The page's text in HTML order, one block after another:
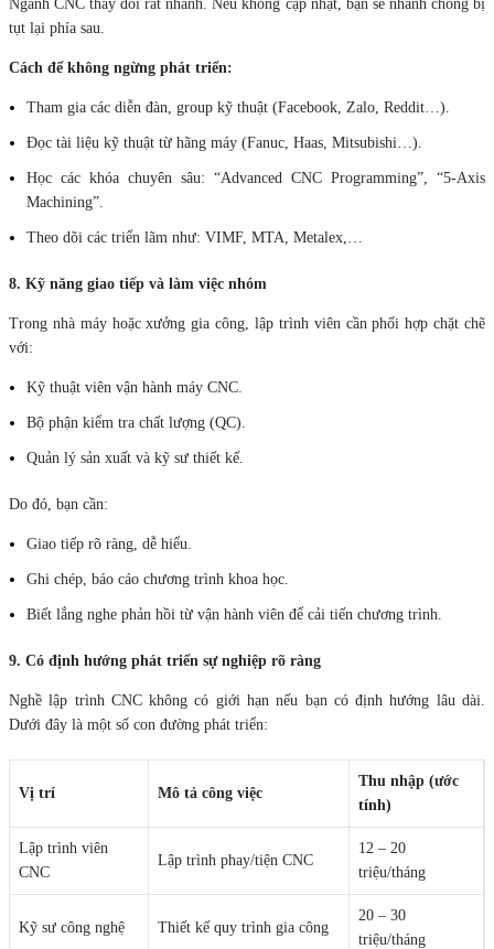
Ngành CNC thay đổi rất nhanh. Nếu không cập nhật, bạn sẽ nhanh chóng bị
tụt lại phía sau.
Cách để không ngừng phát triển:
Tham gia các diễn đàn, group kỹ thuật (Facebook, Zalo, Reddit…).
Đọc tài liệu kỹ thuật từ hãng máy (Fanuc, Haas, Mitsubishi…).
Học các khóa chuyên sâu: “Advanced CNC Programming”, “5-Axis
Machining”.
Theo dõi các triển lãm như: VIMF, MTA, Metalex,…
8. Kỹ năng giao tiếp và làm việc nhóm
Trong nhà máy hoặc xưởng gia công, lập trình viên cần phối hợp chặt chẽ
với:
Kỹ thuật viên vận hành máy CNC.
Bộ phận kiểm tra chất lượng (QC).
Quản lý sản xuất và kỹ sư thiết kế.
Do đó, bạn cần:
Giao tiếp rõ ràng, dễ hiểu.
Ghi chép, báo cáo chương trình khoa học.
Biết lắng nghe phản hồi từ vận hành viên để cải tiến chương trình.
9. Có định hướng phát triển sự nghiệp rõ ràng
Nghề lập trình CNC không có giới hạn nếu bạn có định hướng lâu dài.
Dưới đây là một số con đường phát triển:
Vị trí Mô tả công việc
Thu nhập (ước
tính)
Lập trình viên
CNC
Lập trình phay/tiện CNC
12 – 20
triệu/tháng
Kỹ sư công nghệ Thiết kế quy trình gia công
20 – 30
triệu/tháng